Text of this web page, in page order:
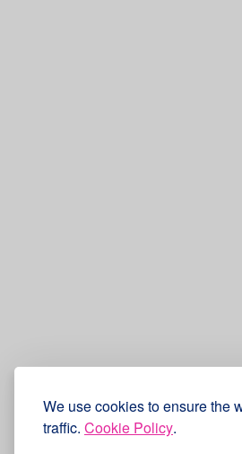
We use cookies to ensure the
traffic. Cookie Policy.